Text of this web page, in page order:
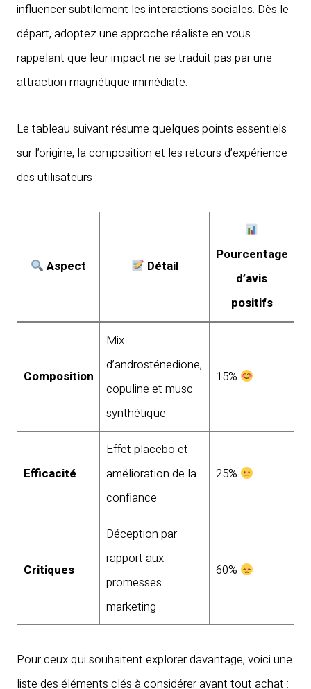
influencer subtilement les interactions sociales. Dès le
départ, adoptez une approche réaliste en vous
rappelant que leur impact ne se traduit pas par une
attraction magnétique immédiate.
Le tableau suivant résume quelques points essentiels
sur l’origine, la composition et les retours d’expérience
des utilisateurs :
Aspect Détail
Pourcentage
d’avis
positifs
Composition
Mix
d’androsténedione,
copuline et musc
synthétique
15%
Efficacité
Effet placebo et
amélioration de la
confiance
25%
Critiques
Déception par
rapport aux
promesses
marketing
60%
Pour ceux qui souhaitent explorer davantage, voici une
liste des éléments clés à considérer avant tout achat :